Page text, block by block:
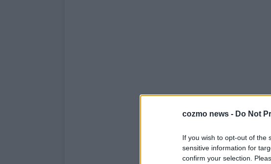
cozmo news - Do Not
If you wish to opt-out of the
sensitive information for
confirm your selection.